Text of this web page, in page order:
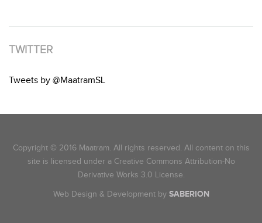
TWITTER
Tweets by @MaatramSL
Copyright © 2016 Maatram. All rights reserved. All content on this
site is licensed under a Creative Commons Attribution-No
Derivative Works 3.0 License.
Web Design & Development by SABERION